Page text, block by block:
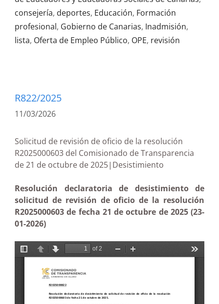
consejería, deportes, Educación, Formación
profesional, Gobierno de Canarias, Inadmisión,
lista, Oferta de Empleo Público, OPE, revisión
R822/2025
11/03/2026
Solicitud de revisión de oficio de la resolución
R2025000603 del Comisionado de Transparencia
de 21 de octubre de 2025|Desistimiento
Resolución declaratoria de desistimiento de
solicitud de revisión de oficio de la resolución
R2025000603 de fecha 21 de octubre de 2025 (23-
01-2026)